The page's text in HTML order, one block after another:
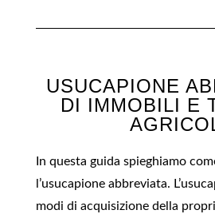
USUCAPIONE
DI IMMOBILI E
In questa guida spieghiamo
l’usucapione abbreviata.
modi di acquisizione della